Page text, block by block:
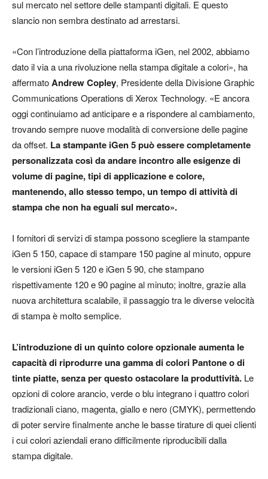
sul mercato nel settore delle stampanti digitali. E questo
slancio non sembra destinato ad arrestarsi.
«Con l’introduzione della piattaforma iGen, nel 2002, abbiamo
dato il via a una rivoluzione nella stampa digitale a colori», ha
affermatoAndrew Copley, Presidente della Divisione Graphic
Communications Operations di Xerox Technology. «E ancora
oggi continuiamo ad anticipare e a rispondere al cambiamento,
trovando sempre nuove modalità di conversione delle pagine
da offset. La stampante iGen 5 può essere completamente
personalizzata così da andare incontro alle esigenze di
volume di pagine, tipi di applicazione e colore,
mantenendo, allo stesso tempo, un tempo di attività di
stampa che non ha eguali sul mercato».
I fornitori di servizi di stampa possono scegliere la stampante
iGen 5 150, capace di stampare 150 pagine al minuto, oppure
le versioni iGen 5 120 e iGen 5 90, che stampano
rispettivamente 120 e 90 pagine al minuto; inoltre, grazie alla
nuova architettura scalabile, il passaggio tra le diverse velocità
di stampa è molto semplice.
L’introduzione di un quinto colore opzionale aumenta le
capacità di riprodurre una gamma di colori Pantone o di
tinte piatte, senza per questo ostacolare la produttività. Le
opzioni di colore arancio, verde o blu integrano i quattro colori
tradizionali ciano, magenta, giallo e nero (CMYK), permettendo
di poter servire finalmente anche le basse tirature di quei clienti
i cui colori aziendali erano difficilmente riproducibili dalla
stampa digitale.